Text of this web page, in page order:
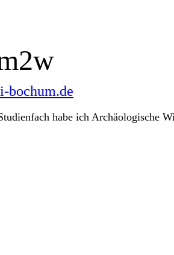
bochum.de
habe ich Archäologische